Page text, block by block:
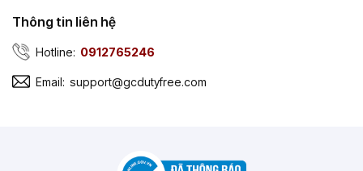
Thông tin liên hệ
Hotline: 0912765246
Email: support@gcdutyfree.com